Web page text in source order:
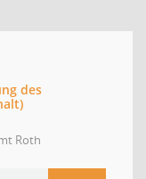
des
Roth